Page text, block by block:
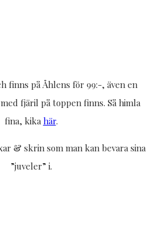
finns på Åhlens för 99:-, även en
fjäril på toppen finns. Så himla
fina, kika här.
& skrin som man kan bevara sina
”juveler” i.